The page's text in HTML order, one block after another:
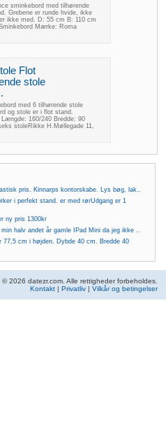
sminkebord med tilhørende
Grebene er runde hvide, ikke
ikke med. D: 55 cm B: 110 cm
Mærke: Roma
Flot
stole
med 6 tilhørende stole
og stole er i flot stand.
160/240 Bredde: 90
stoleRikke H.Møllegade 11,
pris. Kinnarps kontorskabe. Lys bøg, lak..
i perfekt stand. er med rørUdgang er 1
ny pris 1300kr
halv andet år gamle IPad Mini da jeg ikke ..
cm i højden. Dybde 40 cm. Bredde 40
© 2026 datezr.com. Alle rettigheder forbeholdes.
Kontakt | Privatliv | Vilkår og betingelser